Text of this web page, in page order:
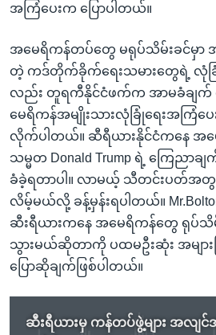
အကြံပေးက ပြောပါတယ်။
အမေရိကန်တပ်တွေ မရုပ်သိမ်းခင်မှာ
တဲ့ ကဒ်တိုက်ခိုက်ရေးသမားတွေရဲ့ လုံ
လည်း တူရကီနိုင်ငံဖက်က အာမခံချ
မေရိကန်အမျိုးသားလုံခြုံရေးအကြံပေး
လိုက်ပါတယ်။ ဆီရီယားနိုင်ငံကနေ အ
သမ္မတ Donald Trump ရဲ့ ကြေညာ
ခံခဲ့ရတာပါ။ လာမယ့် သီတင်းပတ်အတွ
လိမ့်မယ်လို့ ခန့်မှန်းရပါတယ်။
ဆီးရီယားကနေ အမေရိကန်တွေ ရုပ်သိမ်း
သွားမယ်ဆိုတာကို ပထမဦးဆုံး အမျ
ပြောဆိုချက်ဖြစ်ပါတယ်။